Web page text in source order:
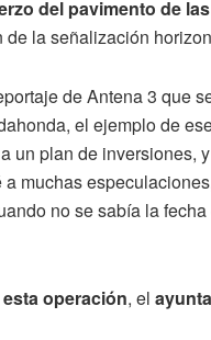
del pavimento de
la señalización
de Antena 3 que
el ejemplo de
un plan de inversiones,
muchas
no se sabía la
operación, el